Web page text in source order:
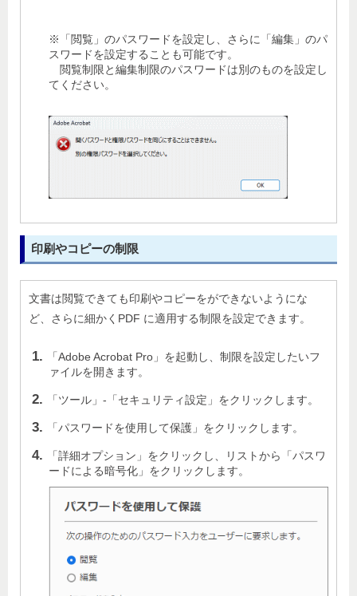
※「閲覧」のパスワードを設定し、さらに「編集」のパ
スワードを設定することも可能です。
閲覧制限と編集制限のパスワードは別のものを設定し
てください。
印刷やコピーの制限
文書は閲覧できても印刷やコピーをができないようにな
ど、さらに細かくPDF に適用する制限を設定できます。
「Adobe Acrobat Pro」を起動し、制限を設定したいフ
ァイルを開きます。
「ツール」-「セキュリティ設定」をクリックします。
「パスワードを使用して保護」をクリックします。
「詳細オプション」をクリックし、リストから「パスワ
ードによる暗号化」をクリックします。